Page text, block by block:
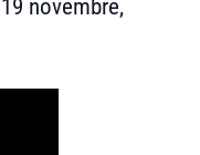
19 novembre,